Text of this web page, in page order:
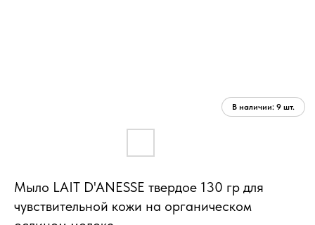
Мыло LAIT D'ANESSE твердое 130 гр для
чувствительной кожи на органическом